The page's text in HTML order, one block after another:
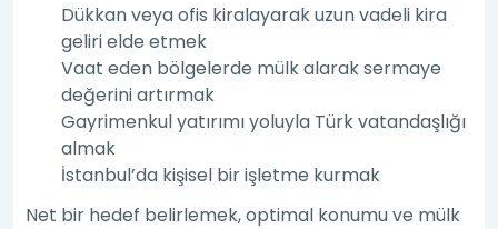
Dükkan veya ofis kiralayarak uzun vadeli kira
geliri elde etmek
Vaat eden bölgelerde mülk alarak sermaye
değerini artırmak
Gayrimenkul yatırımı yoluyla Türk vatandaşlığı
almak
İstanbul’da kişisel bir işletme kurmak
Net bir hedef belirlemek, optimal konumu ve mülk